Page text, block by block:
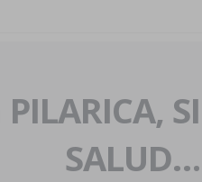
SALUD…